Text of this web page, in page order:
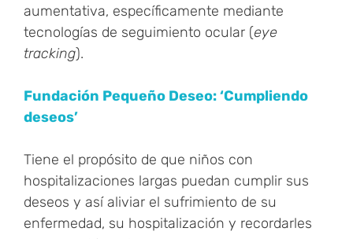
aumentativa, específicamente mediante
tecnologías de seguimiento ocular (eye
tracking).
Fundación Pequeño Deseo: ‘Cumpliendo
deseos’
Tiene el propósito de que niños con
hospitalizaciones largas puedan cumplir sus
deseos y así aliviar el sufrimiento de su
enfermedad, su hospitalización y recordarles